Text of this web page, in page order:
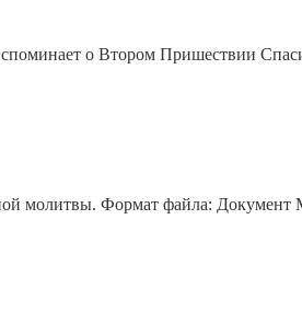
о Втором Пришествии
молитвы. Формат файла: